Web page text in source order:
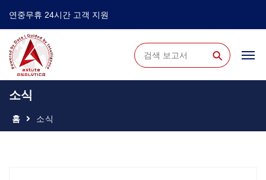
연중무휴 24시간 고객 지원
⚲
소식
홈 소식